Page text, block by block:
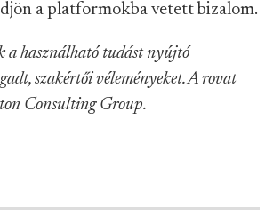
a platformokba vetett bizalom.
a használható tudást nyújtó
szakértői véleményeket. A rovat
Consulting Group.